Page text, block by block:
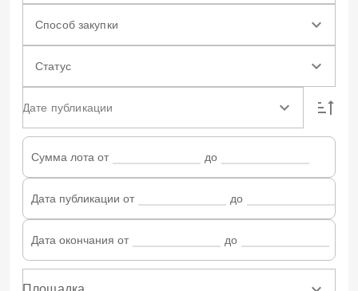
Способ закупки
Статус
Дате публикации
Сумма лота от до
Дата публикации от до
Дата окончания от до